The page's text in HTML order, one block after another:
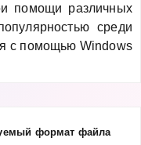
помощи различных
среди
с помощью Windows
формат файла